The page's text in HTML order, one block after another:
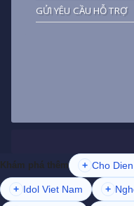
GỬI YÊU CẦU HỖ TRỢ
Khám phá thêm + Cho
+ Idol Viet Nam +